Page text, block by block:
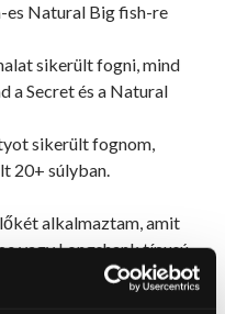
es Natural Big fish-re
sikerült fogni, mind
a Secret és a Natural
sikerült fognom,
20+ súlyban.
alkalmaztam, amit
vagy Longshank típusú
horogbefordítóval